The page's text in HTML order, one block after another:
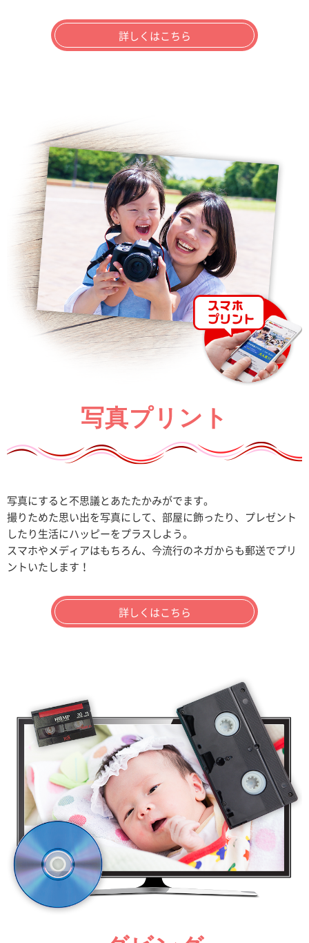
詳しくはこちら
写真プリント
写真にすると不思議とあたたかみがでます。
撮りためた思い出を写真にして、部屋に飾ったり、プレゼント
したり生活にハッピーをプラスしよう。
スマホやメディアはもちろん、今流行のネガからも郵送でプリ
ントいたします！
詳しくはこちら